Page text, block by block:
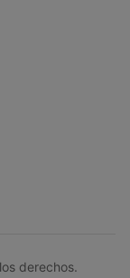
derechos.